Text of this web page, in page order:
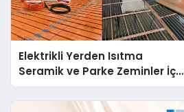
Elektrikli Yerden Isıtma
Seramik ve Parke Zeminler İçin
En Verimli Çözümler